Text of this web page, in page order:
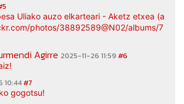
Uliako auzo elkarteari - Aketz etxea
photos/38892589@N02/albums/
Agirre 2025-11-26 11:59 #6
10:44#7
gogotsu!